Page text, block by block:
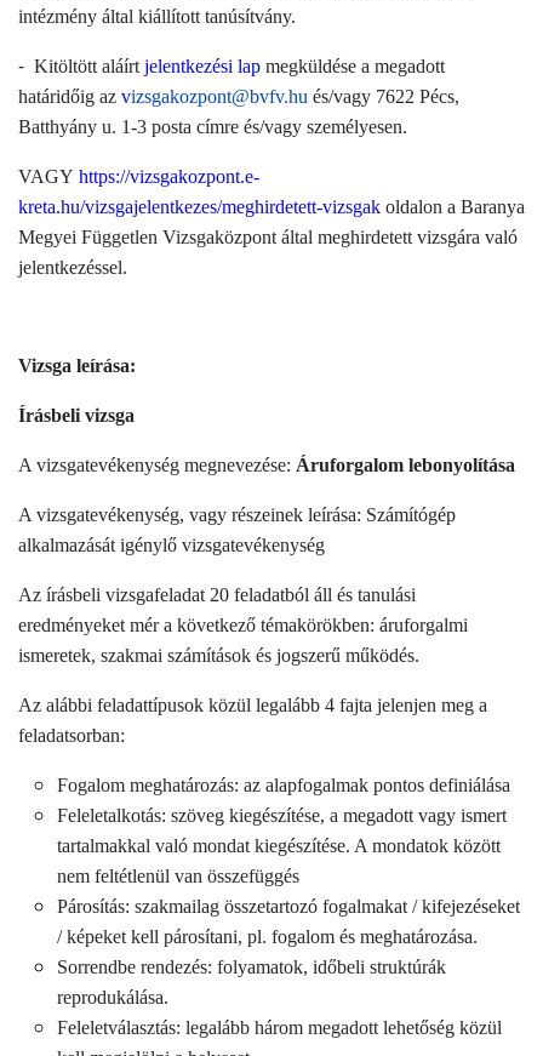
intézmény által kiállított tanúsítvány.
- Kitöltött aláírt jelentkezési lap megküldése a megadott
határidőig az vizsgakozpont@bvfv.hu és/vagy 7622 Pécs,
Batthyány u. 1-3 posta címre és/vagy személyesen.
VAGY https://vizsgakozpont.e-
kreta.hu/vizsgajelentkezes/meghirdetett-vizsgak oldalon a Baranya
Megyei Független Vizsgaközpont által meghirdetett vizsgára való
jelentkezéssel.
Vizsga leírása:
Írásbeli vizsga
A vizsgatevékenység megnevezése: Áruforgalom lebonyolítása
A vizsgatevékenység, vagy részeinek leírása: Számítógép
alkalmazását igénylő vizsgatevékenység
Az írásbeli vizsgafeladat 20 feladatból áll és tanulási
eredményeket mér a következő témakörökben: áruforgalmi
ismeretek, szakmai számítások és jogszerű működés.
Az alábbi feladattípusok közül legalább 4 fajta jelenjen meg a
feladatsorban:
Fogalom meghatározás: az alapfogalmak pontos definiálása
Feleletalkotás: szöveg kiegészítése, a megadott vagy ismert
tartalmakkal való mondat kiegészítése. A mondatok között
nem feltétlenül van összefüggés
Párosítás: szakmailag összetartozó fogalmakat / kifejezéseket
/ képeket kell párosítani, pl. fogalom és meghatározása.
Sorrendbe rendezés: folyamatok, időbeli struktúrák
reprodukálása.
Feleletválasztás: legalább három megadott lehetőség közül